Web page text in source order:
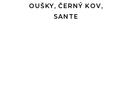
OUŠKY, ČERNÝ KOV,
SANTE